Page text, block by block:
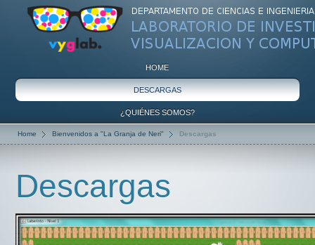
HOME
DESCARGAS
¿QUIÉNES SOMOS?
Home Bienvenidos a "La Granja de Neri" Descargas
Descargas